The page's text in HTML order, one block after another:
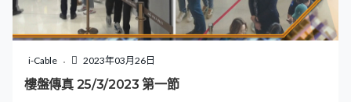
i-Cable 2023年03月26日
樓盤傳真 25/3/2023 第一節